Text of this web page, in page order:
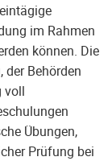
im Rahmen
können. Die
der Behörden
voll
Übungen,
Prüfung bei